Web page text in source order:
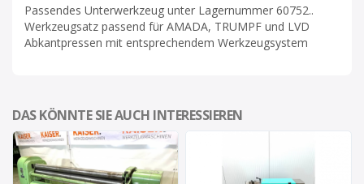
Passendes Unterwerkzeug unter Lagernummer 60752..
Werkzeugsatz passend für AMADA, TRUMPF und LVD
Abkantpressen mit entsprechendem Werkzeugsystem
DAS KÖNNTE SIE AUCH INTERESSIEREN